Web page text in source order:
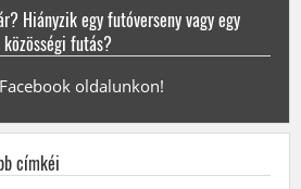
Hiányzik egy futóverseny vagy egy
közösségi futás?
oldalunkon!
címkéi